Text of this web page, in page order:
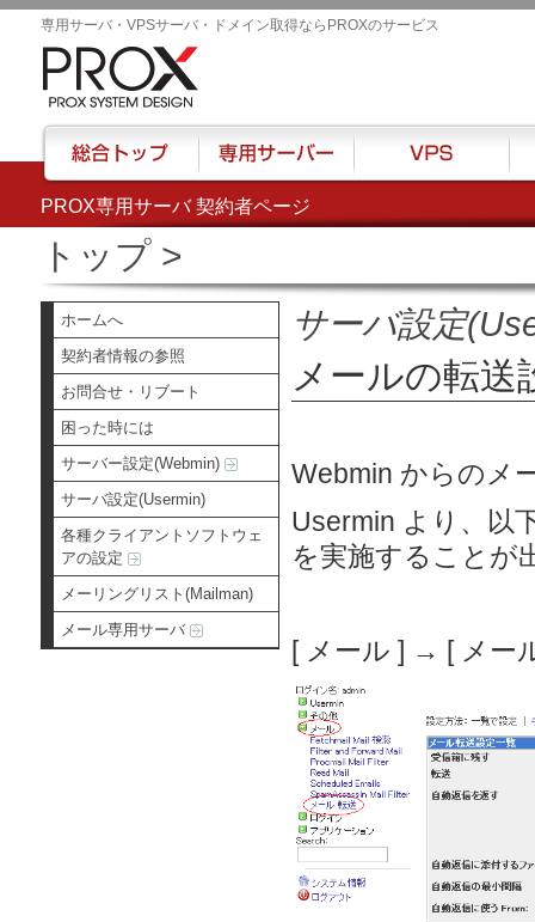
PROX専用サーバ 契約者ページ
専用サーバ・VPSサーバ・ドメイン取得ならPROXのサービス
トップ>
ホームへ
契約者情報の参照
お問合せ・リブート
困った時には
サーバー設定(Webmin)
サーバ設定(Usermin)
各種クライアントソフトウェ
アの設定
メーリングリスト(Mailman)
メール専用サーバ
サーバ設定
メールの転送
Webmin からのメ
Usermin より、以
を実施することが
[ メール ] → [ メー
総合トップ 専用サーバー VPS ハ